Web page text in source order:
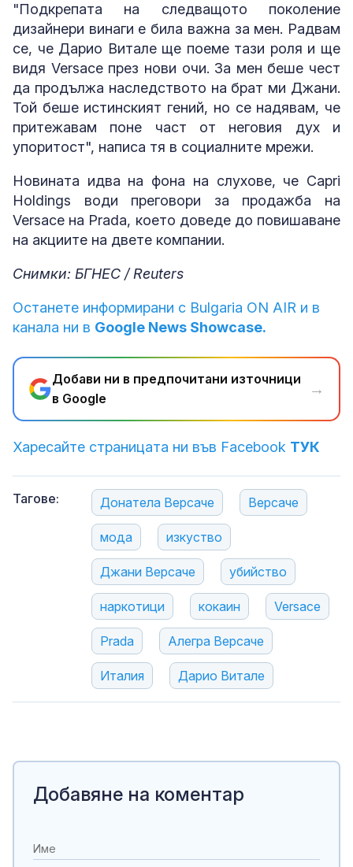
"Подкрепата на следващото поколение
дизайнери винаги е била важна за мен. Радвам
се, че Дарио Витале ще поеме тази роля и ще
видя Versace през нови очи. За мен беше чест
да продължа наследството на брат ми Джани.
Той беше истинският гений, но се надявам, че
притежавам поне част от неговия дух и
упоритост", написа тя в социалните мрежи.
Новината идва на фона на слухове, че Capri
Holdings води преговори за продажба на
Versace на Prada, което доведе до повишаване
на акциите на двете компании.
Снимки: БГНЕС / Reuters
Останете информирани с Bulgaria ON AIR и в
канала ни в Google News Showcase.
Добави ни в предпочитани източници
в Google
→
Харесайте страницата ни във Facebook ТУК
Тагове: Донатела Версаче Версаче
мода изкуство
Джани Версаче убийство
наркотици кокаин Versace
Prada Алегра Версаче
Италия Дарио Витале
Добавяне на коментар